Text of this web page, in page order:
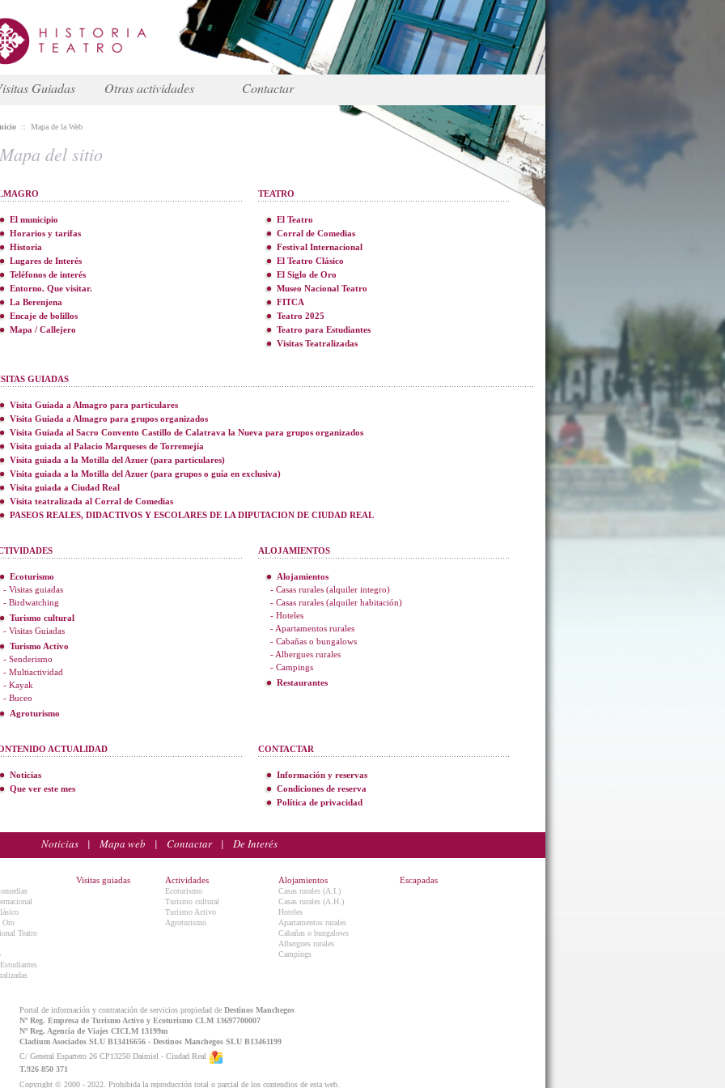
Guiadas Otras actividades Contactar
:: Mapa de la Web
Mapa del sitio
El municipio
Horarios y tarifas
Historia
Lugares de Interés
Teléfonos de interés
Entorno. Que visitar.
La Berenjena
Encaje de bolillos
Mapa / Callejero
TEATRO
El Teatro
Corral de Comedias
Festival Internacional
El Teatro Clásico
El Siglo de Oro
Museo Nacional Teatro
FITCA
Teatro 2025
Teatro para Estudiantes
Visitas Teatralizadas
GUIADAS
Visita Guiada a Almagro para particulares
Visita Guiada a Almagro para grupos organizados
Visita Guiada al Sacro Convento Castillo de Calatrava la Nueva para grupos organizados
Visita guiada al Palacio Marqueses de Torremejía
Visita guiada a la Motilla del Azuer (para particulares)
Visita guiada a la Motilla del Azuer (para grupos o guía en exclusiva)
Visita guiada a Ciudad Real
Visita teatralizada al Corral de Comedias
PASEOS REALES, DIDACTIVOS Y ESCOLARES DE LA DIPUTACION DE CIUDAD REAL
Ecoturismo
- Visitas guiadas
- Birdwatching
Turismo cultural
- Visitas Guiadas
Turismo Activo
- Senderismo
- Multiactividad
- Kayak
- Buceo
Agroturismo
ALOJAMIENTOS
Alojamientos
- Casas rurales (alquiler integro)
- Casas rurales (alquiler habitación)
- Hoteles
- Apartamentos rurales
- Cabañas o bungalows
- Albergues rurales
- Campings
Restaurantes
ACTUALIDAD
Noticias
Que ver este mes
CONTACTAR
Información y reservas
Condiciones de reserva
Política de privacidad
Noticias | Mapa web | Contactar| De Interés
Oro
Teatro
Visitas guiadas Actividades
Ecoturismo
Turismo cultural
Turismo Activo
Agroturismo
Alojamientos
Casas rurales (A.I.)
Casas rurales (A.H.)
Hoteles
Apartamentos rurales
Cabañas o bungalows
Albergues rurales
Campings
Escapadas
Portal de información y contratación de servicios propiedad de Destinos Manchegos
Nº Reg. Empresa de Turismo Activo y Ecoturismo CLM 13697700007
Nº Reg. Agencia de Viajes CICLM 13199m
Cladium Asociados SLU B13416656 - Destinos Manchegos SLU B13461199
C/ General Espartero 26 CP13250 Daimiel - Ciudad Real
T.926 850 371
Copyright © 2000 - 2022. Prohibida la reproducción total o parcial de los contendios de esta web.